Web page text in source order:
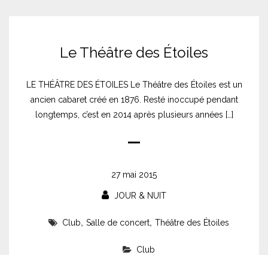
Le Théâtre des Étoiles
LE THÉÂTRE DES ÉTOILES Le Théâtre des Étoiles est un
ancien cabaret créé en 1876. Resté inoccupé pendant
longtemps, c’est en 2014 après plusieurs années […]
27 mai 2015
JOUR & NUIT
Club, Salle de concert, Théâtre des Étoiles
Club